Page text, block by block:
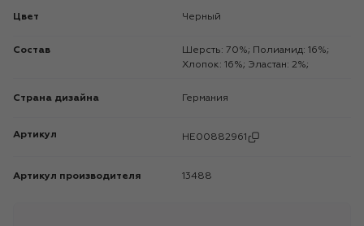
Цвет Черный
Состав
Шерсть: 70%; Полиамид: 16%;
Хлопок: 16%; Эластан: 2%;
Страна дизайна Германия
Артикул HE00882961
Артикул производителя 13488